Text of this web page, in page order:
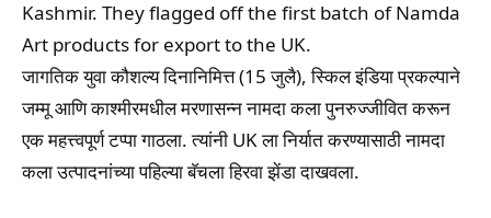
Kashmir. They flagged off the first batch of Namda
Art products for export to the UK.
जागतिक युवा कौशल्य दिनानिमित्त (15 जुलै), स्किल इंडिया प्रकल्पाने
जम्मू आणि काश्मीरमधील मरणासन्न नामदा कला पुनरुज्जीवित करून
एक महत्त्वपूर्ण टप्पा गाठला. त्यांनी UK ला निर्यात करण्यासाठी नामदा
कला उत्पादनांच्या पहिल्या बॅचला हिरवा झेंडा दाखवला.